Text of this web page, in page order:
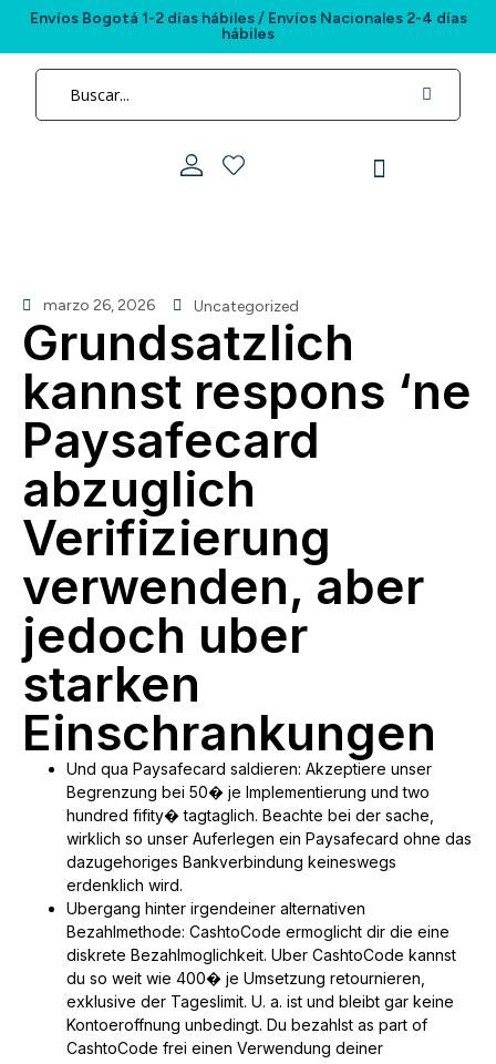
Envíos Bogotá 1-2 días hábiles / Envíos Nacionales 2-4 días
hábiles
marzo 26, 2026 Uncategorized
Grundsatzlich
kannst respons ‘ne
Paysafecard
abzuglich
Verifizierung
verwenden, aber
jedoch uber
starken
Einschrankungen
Und qua Paysafecard saldieren: Akzeptiere unser
Begrenzung bei 50� je Implementierung und two
hundred fifity� tagtaglich. Beachte bei der sache,
wirklich so unser Auferlegen ein Paysafecard ohne das
dazugehoriges Bankverbindung keineswegs
erdenklich wird.
Ubergang hinter irgendeiner alternativen
Bezahlmethode: CashtoCode ermoglicht dir die eine
diskrete Bezahlmoglichkeit. Uber CashtoCode kannst
du so weit wie 400� je Umsetzung retournieren,
exklusive der Tageslimit. U. a. ist und bleibt gar keine
Kontoeroffnung unbedingt. Du bezahlst as part of
CashtoCode frei einen Verwendung deiner